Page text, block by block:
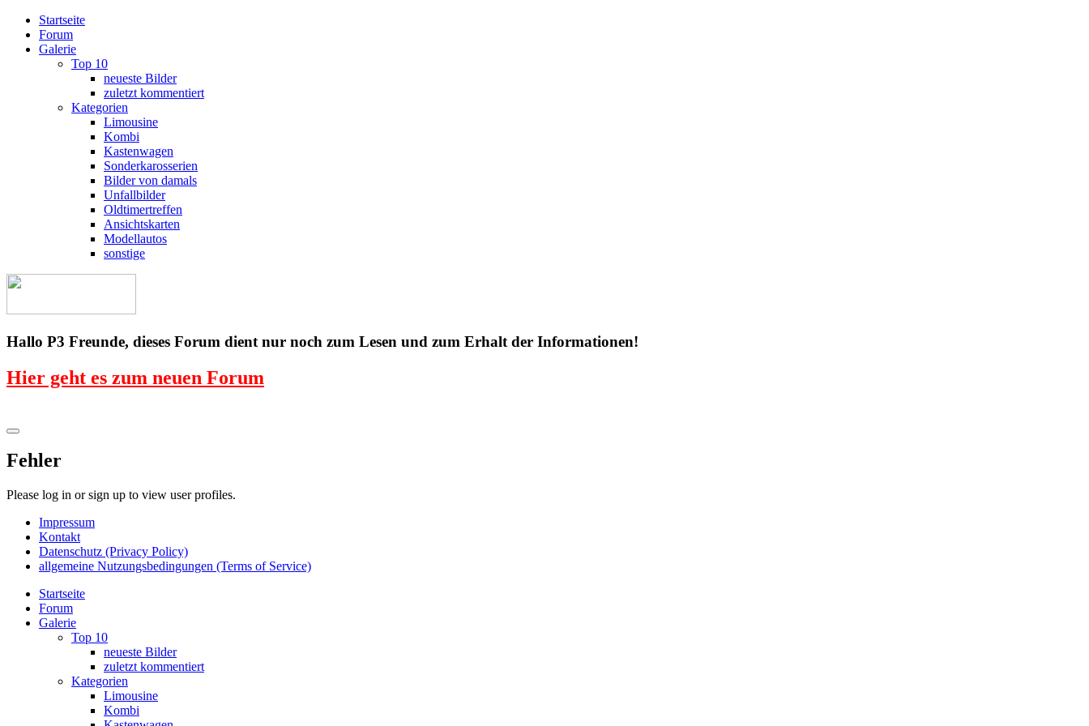
Startseite
Forum
Galerie
Top 10
neueste Bilder
zuletzt kommentiert
Kategorien
Limousine
Kombi
Kastenwagen
Sonderkarosserien
Bilder von damals
Unfallbilder
Oldtimertreffen
Ansichtskarten
Modellautos
sonstige
Hallo P3 Freunde, dieses Forum dient nur noch zum Lesen und zum Erhalt der Informationen!
Hier geht es zum neuen Forum
Fehler
Please log in or sign up to view user profiles.
Impressum
Kontakt
Datenschutz (Privacy Policy)
allgemeine Nutzungsbedingungen (Terms of Service)
Startseite
Forum
Galerie
Top 10
neueste Bilder
zuletzt kommentiert
Kategorien
Limousine
Kombi